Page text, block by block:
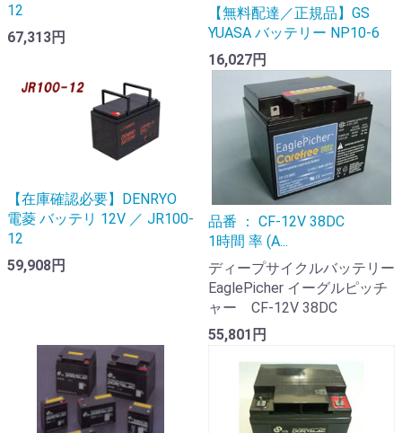
12
67,313円
【無料配達／正規品】GS
YUASA バッテリー NP10-6
16,027円
【在庫確認必要】DENRYO
電菱 バッテリ 12V ／ JR100-
12
59,908円
品番 ： CF-12V 38DC
1時間 率 (A...
ディープサイクルバッテリー
EaglePicher イーグルピッチ
ャー CF-12V 38DC
55,801円